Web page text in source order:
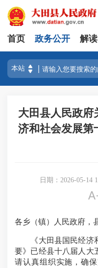
首页 政务公开 解
大田县人民政府
济和社会发展第
日期：2026-05-14
各乡（镇）人民政府，
《大田县国民经济和
要》已经县十八届人大
请认真组织实施，确